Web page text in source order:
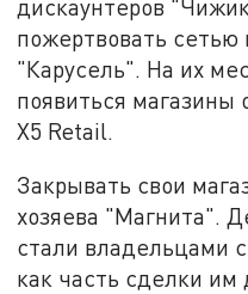
дискаунтеров
пожертвовать сетью
"Карусель". На их
появиться магазины
X5 Retail.
Закрывать свои
хозяева "Магнита".
стали владельцами
как часть сделки им